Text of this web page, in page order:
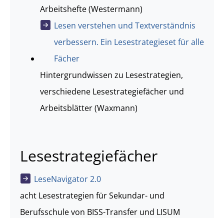
Arbeitshefte (Westermann)
Lesen verstehen und Textverständnis
verbessern. Ein Lesestrategieset für alle
Fächer
Hintergrundwissen zu Lesestrategien,
verschiedene Lesestrategiefächer und
Arbeitsblätter (Waxmann)
Lesestrategiefächer
LeseNavigator 2.0
acht Lesestrategien für Sekundar- und
Berufsschule von BISS-Transfer und LISUM